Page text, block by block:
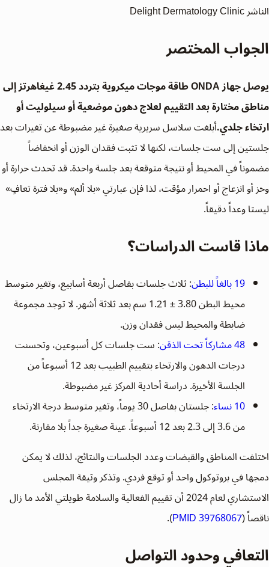
الناشرDelight Dermatology Clinic
الجواب المختصر
يوصل جهاز ONDA طاقة موجات ميكروية بتردد 2.45 غيغاهرتز إلى
مناطق مختارة بعد التقييم لعلاج دهون موضعية أو سيلوليت أو
ارتخاء جلدي.أبلغت سلاسل سريرية صغيرة غير مضبوطة عن تغيرات بعد
جلستين إلى ست جلسات، لكنها لا تثبت فقدان الوزن أو انخفاضاً
مضموناً في المحيط أو نتيجة متوقعة بعد جلسة واحدة. قد تحدث حرارة أو
وخز أو انزعاج أو احمرار مؤقت، لذا فإن عبارتي «بلا ألم» و«بلا فترة تعافٍ»
ليستا وعداً دقيقاً.
ماذا قاست الدراسات؟
19 بالغاً للبطن
: ثلاث جلسات بفاصل أربعة أسابيع، وتغير متوسط
محيط البطن 3.80 ± 1.21 سم بعد ثلاثة أشهر. لا توجد مجموعة
ضابطة والمحيط ليس فقدان وزن.
48 مشاركاً تحت الذقن
: ست جلسات كل أسبوعين، وتحسنت
درجات الدهون والارتخاء بتقييم الطبيب بعد 12 أسبوعاً من
الجلسة الأخيرة. دراسة أحادية المركز غير مضبوطة.
10 نساء
: جلستان بفاصل 30 يوماً، وتغير متوسط درجة الارتخاء
من 3.6 إلى 2.3 بعد 12 أسبوعاً. عينة صغيرة جداً بلا مقارنة.
اختلفت المناطق والقبضات وعدد الجلسات والنتائج، لذلك لا يمكن
دمجها في بروتوكول واحد أو توقع فردي. وتذكر وثيقة المجلس
الاستشاري لعام 2024 أن تقييم الفعالية والسلامة طويلتي الأمد ما زال
ناقصاً (PMID 39768067
).
التعافي وحدود التواصل